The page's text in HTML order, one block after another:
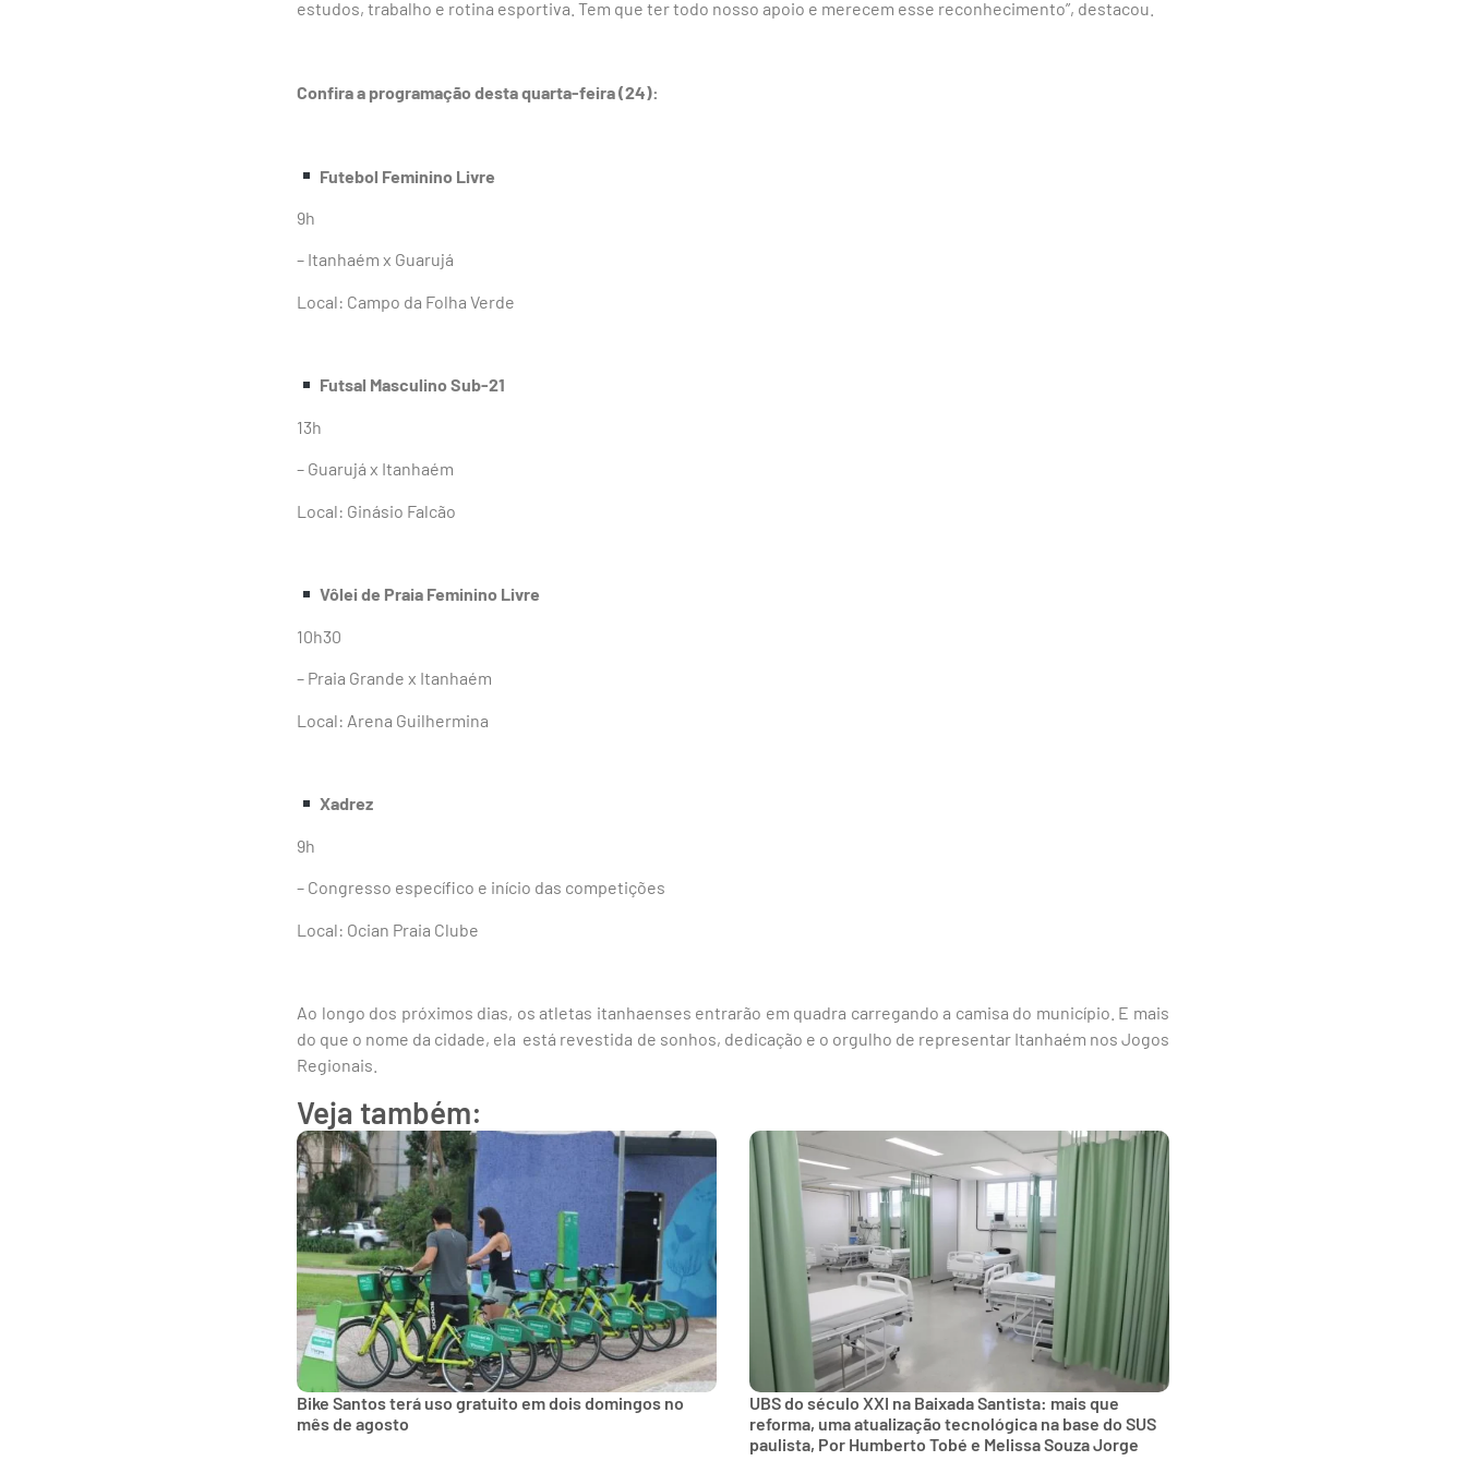
estudos, trabalho e rotina esportiva. Tem que ter todo nosso apoio e merecem esse reconhecimento”, destacou.
Confira a programação desta quarta-feira (24):
Futebol Feminino Livre
9h
– Itanhaém x Guarujá
Local: Campo da Folha Verde
Futsal Masculino Sub-21
13h
– Guarujá x Itanhaém
Local: Ginásio Falcão
Vôlei de Praia Feminino Livre
10h30
– Praia Grande x Itanhaém
Local: Arena Guilhermina
Xadrez
9h
– Congresso específico e início das competições
Local: Ocian Praia Clube
Ao longo dos próximos dias, os atletas itanhaenses entrarão em quadra carregando a camisa do município. E mais
do que o nome da cidade, ela está revestida de sonhos, dedicação e o orgulho de representar Itanhaém nos Jogos
Regionais.
Veja também:
Bike Santos terá uso gratuito em dois domingos no
mês de agosto
UBS do século XXI na Baixada Santista: mais que
reforma, uma atualização tecnológica na base do SUS
paulista, Por Humberto Tobé e Melissa Souza Jorge